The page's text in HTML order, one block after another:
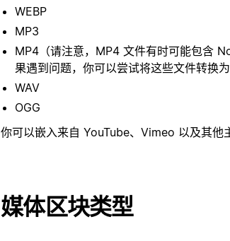
WEBP
MP3
MP4（请注意，MP4 文件有时可能包含
果遇到问题，你可以尝试将这些文件转换为
WAV
OGG
你可以嵌入来自 YouTube、Vimeo 以及其他
媒体区块类型